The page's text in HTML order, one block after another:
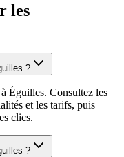
les
?
Éguilles. Consultez les
et les tarifs, puis
clics.
?